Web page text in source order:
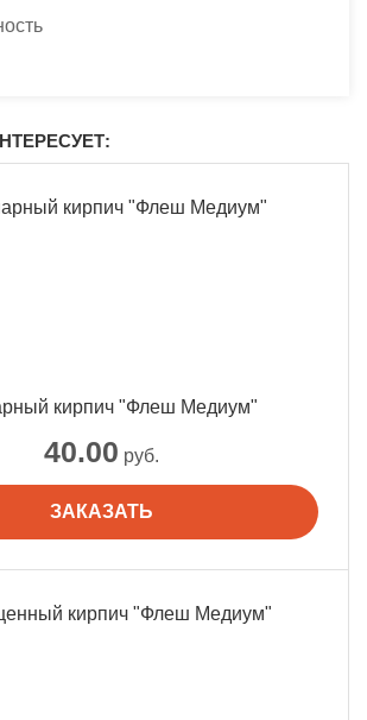
40.00 руб.
ЗАКАЗАТЬ
кирпич "Флеш Медиум"